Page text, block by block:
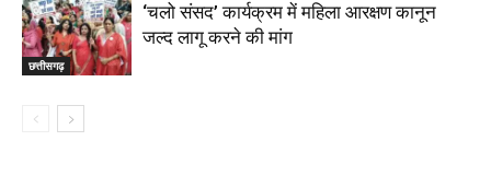
छत्तीसगढ़
‘चलो संसद’ कार्यक्रम में महिला आरक्षण कानून
जल्द लागू करने की मांग